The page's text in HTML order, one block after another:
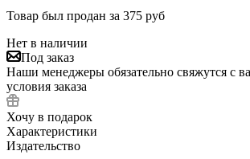
Товар был продан за 375 руб
Нет в наличии
Под заказ
Наши менеджеры обязательно свяжутся с
условия заказа
Хочу в подарок
Характеристики
Издательство